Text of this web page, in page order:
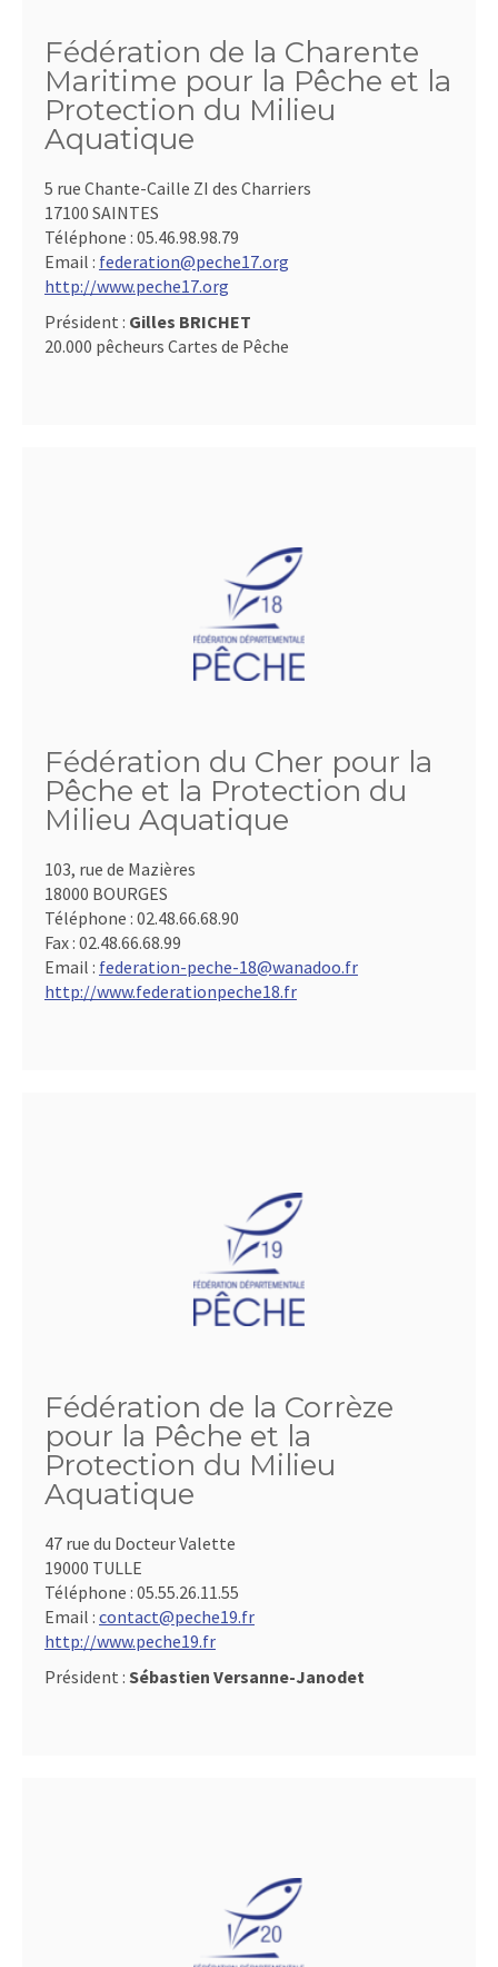
Fédération de la Charente
Maritime pour la Pêche et la
Protection du Milieu
Aquatique
5 rue Chante-Caille ZI des Charriers
17100 SAINTES
Téléphone : 05.46.98.98.79
Email : federation@peche17.org
http://www.peche17.org
Président : Gilles BRICHET
20.000 pêcheurs Cartes de Pêche
Fédération du Cher pour la
Pêche et la Protection du
Milieu Aquatique
103, rue de Mazières
18000 BOURGES
Téléphone : 02.48.66.68.90
Fax : 02.48.66.68.99
Email : federation-peche-18@wanadoo.fr
http://www.federationpeche18.fr
Fédération de la Corrèze
pour la Pêche et la
Protection du Milieu
Aquatique
47 rue du Docteur Valette
19000 TULLE
Téléphone : 05.55.26.11.55
Email : contact@peche19.fr
http://www.peche19.fr
Président : Sébastien Versanne-Janodet